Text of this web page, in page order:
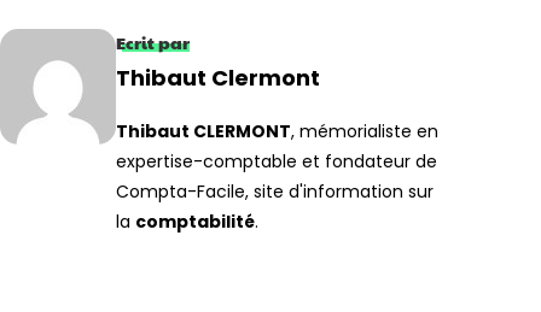
Ecrit par
Thibaut Clermont
Thibaut CLERMONT, mémorialiste en
expertise-comptable et fondateur de
Compta-Facile, site d'information sur
la comptabilité.